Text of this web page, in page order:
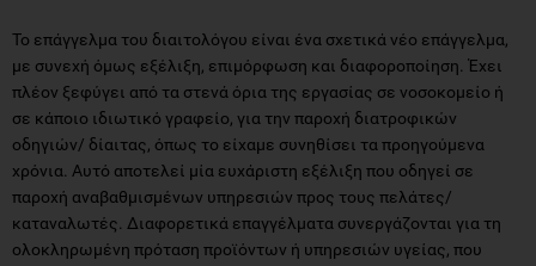
Το επάγγελμα του διαιτολόγου είναι ένα σχετικά νέο επάγγελμα,
με συνεχή όμως εξέλιξη, επιμόρφωση και διαφοροποίηση. Έχει
πλέον ξεφύγει από τα στενά όρια της εργασίας σε νοσοκομείο ή
σε κάποιο ιδιωτικό γραφείο, για την παροχή διατροφικών
οδηγιών/ δίαιτας, όπως το είχαμε συνηθίσει τα προηγούμενα
χρόνια. Αυτό αποτελεί μία ευχάριστη εξέλιξη που οδηγεί σε
παροχή αναβαθμισμένων υπηρεσιών προς τους πελάτες/
καταναλωτές. Διαφορετικά επαγγέλματα συνεργάζονται για τη
ολοκληρωμένη πρόταση προϊόντων ή υπηρεσιών υγείας, που